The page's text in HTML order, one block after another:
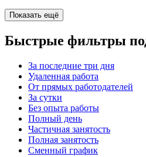
Показать ещё
Быстрые фильтры
За последние три дня
Удаленная работа
От прямых работодателей
За сутки
Без опыта работы
Полный день
Частичная занятость
Полная занятость
Сменный график